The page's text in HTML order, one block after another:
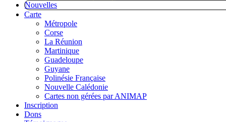
Nouvelles
Carte
Métropole
Corse
La Réunion
Martinique
Guadeloupe
Guyane
Polinésie Française
Nouvelle Calédonie
Cartes non gérées par ANIMAP
Inscription
Dons